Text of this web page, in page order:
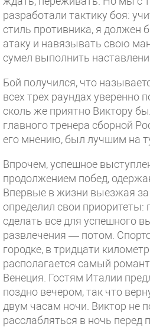
разработали тактику боя:
стиль противника, я должен
атаку и навязывать свою
сумел выполнить
Бой получился, что
всех трех раундах уверенно
сколь же приятно Виктору
главного тренера сборной
его мнению, был лучшим на
Впрочем, успешное
продолжением побед,
Впервые в жизни выезжая за
определил свои
сделать все для успешного
развлечения — потом.
городке, в тридцати
располагается самый
Венеция. Гостям Италии
поздно вечером, так что
двум часам ночи. Виктор не
расслабляться в ночь перед